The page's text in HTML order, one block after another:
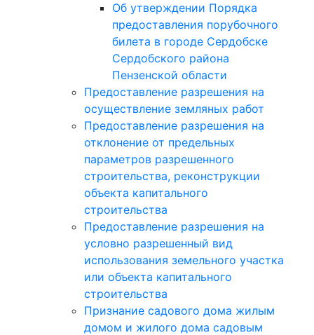
Об утверждении Порядка
предоставления порубочного
билета в городе Сердобске
Сердобского района
Пензенской области
Предоставление разрешения на
осуществление земляных работ
Предоставление разрешения на
отклонение от предельных
параметров разрешенного
строительства, реконструкции
объекта капитального
строительства
Предоставление разрешения на
условно разрешенный вид
использования земельного участка
или объекта капитального
строительства
Признание садового дома жилым
домом и жилого дома садовым